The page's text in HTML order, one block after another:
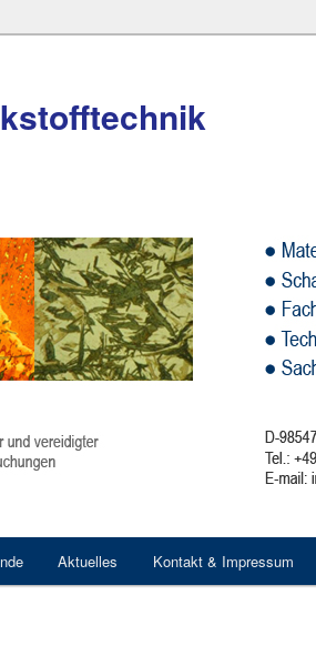
Aktuelles Kontakt & Impressum